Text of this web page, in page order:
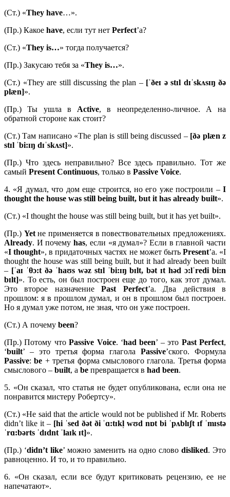
(Ст.) «They have…».
(Пр.) Какое have, если тут нет Perfect’а?
(Ст.) «They is…» тогда получается?
(Пр.) Закусаю тебя за «They is…».
(Ст.) «They are still discussing the plan –[ˈðeɪ ə stɪl dɪˈskʌsɪŋ ðə
plæn]».
(Пр.) Ты ушла в Active, в неопределенно-личное. А на
обратной стороне как стоит?
(Ст.) Там написано «The plan is still being discussed –[ðə plæn z
stɪl ˈbi:ɪŋ dɪˈskʌst]».
(Пр.) Что здесь неправильно? Все здесь правильно. Тот же
самый Present Continuous, только в Passive Voice.
4. «Я думал, что дом еще строится, но его уже построили – I
thought the house was still being built, but it has already built».
(Ст.) «I thought the house was still being built, but it has yet built».
(Пр.) Yetне применяется в повествовательных предложениях.
Already. И почемуhas, если «я думал»? Если в главной части
«Ithought», в придаточных частях не может быть Present’а. «I
thought the house was still being built, but it had already been built
– [ˈaɪ ˈθɔ:t ðə ˈhaʊs wəz stɪl ˈbi:ɪŋbɪlt,bət ɪthəd ɔ:lˈredibi:n
bɪlt]». То есть, он был построен еще до того, как этот думал.
Это второе назначениеPast Perfect’а. Два действия в
прошлом: я в прошлом думал, и он в прошлом был построен.
Но я думал уже потом, не зная, что он уже построен.
(Ст.) А почему been?
(Пр.) Потому чтоPassive Voice. ‘had been’ – это Past Perfect,
‘built’ – это третья форма глаголаPassive’ского. Формула
Passive:be + третья форма смыслового глагола. Третья форма
смыслового – built, а be превращается в had been.
5. «Он сказал, что статья не будет опубликована, если она не
понравится мистеру Робертсу».
(Ст.) «He said that the article would not be published if Mr. Roberts
didn’t like it –[hi ˈsed ðət ði ˈɑ:tɪkl̩ wʊd nɒt bi ˈpʌblɪʃt ɪf ˈmɪstə
ˈrɑ:bərts ˈdɪdnt ˈlaɪk ɪt]».
(Пр.) ‘didn’tlike’ можно заменить на одно слово disliked. Это
равноценно. И то, и то правильно.
6. «Он сказал, если все будут критиковать рецензию, ее не
напечатают».